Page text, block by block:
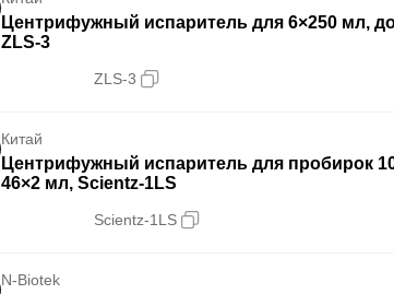
Центрифужный испаритель для 6×250 мл,
ZLS-3
ZLS-3
Китай
Центрифужный испаритель для пробирок
46×2 мл, Scientz-1LS
Scientz-1LS
N-Biotek